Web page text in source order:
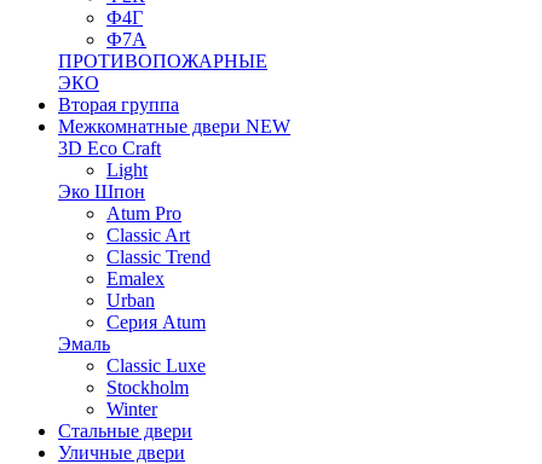
Ф4Г
Ф7А
ПРОТИВОПОЖАРНЫЕ
ЭКО
Вторая группа
Межкомнатные двери NEW
3D Eco Craft
Light
Эко Шпон
Atum Pro
Classic Art
Classic Trend
Emalex
Urban
Серия Atum
Эмаль
Classic Luxe
Stockholm
Winter
Стальные двери
Уличные двери